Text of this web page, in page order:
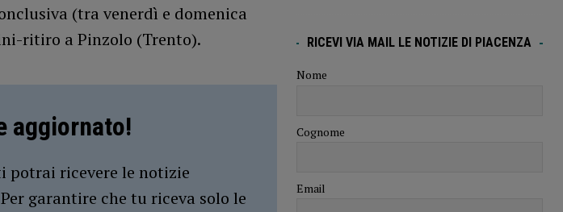
(tra venerdì e domenica
ritiro a Pinzolo (Trento).
aggiornato!
potrai ricevere le notizie
garantire che tu riceva solo le
RICEVI VIA MAIL LE NOTIZIE DI PIACENZA
Nome
Cognome
Email